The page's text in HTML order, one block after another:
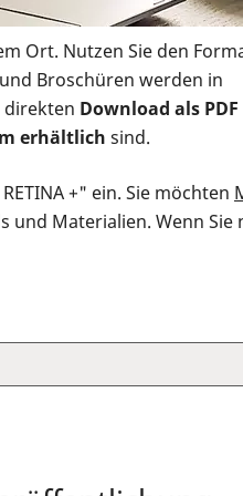
Ort. Nutzen Sie den
Broschüren werden in
direkten Download als PDF
erhältlich sind.
+" ein. Sie möchten
und Materialien. Wenn Sie